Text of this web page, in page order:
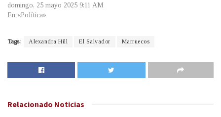
domingo, 25 mayo 2025 9:11 AM
En «Política»
Tags: Alexandra Hill El Salvador Marruecos
Relacionado Noticias